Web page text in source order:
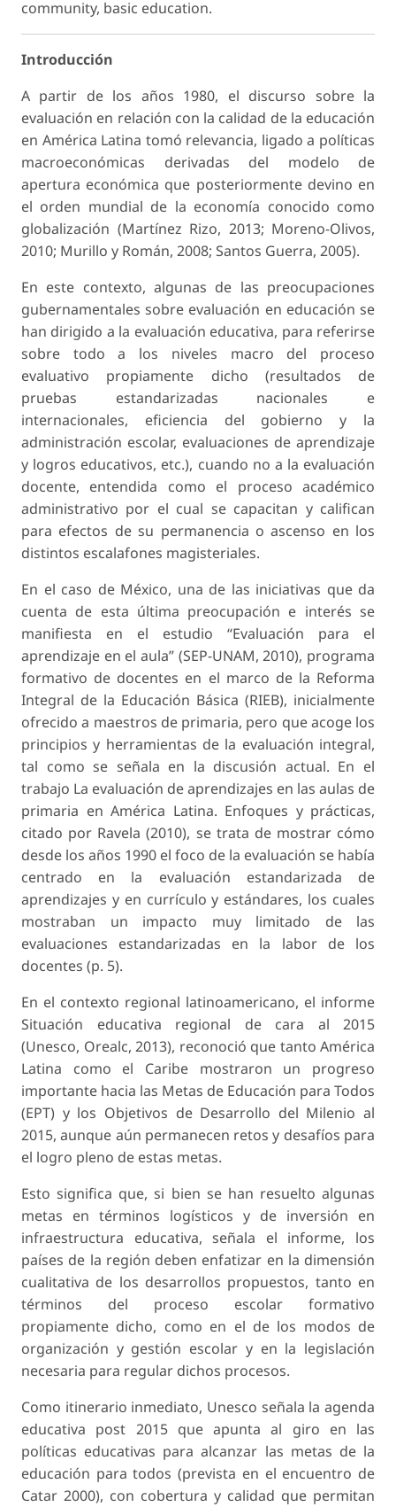
community, basic education.
Introducción
A partir de los años 1980, el discurso sobre la
evaluación en relación con la calidad de la educación
en América Latina tomó relevancia, ligado a políticas
macroeconómicas derivadas del modelo de
apertura económica que posteriormente devino en
el orden mundial de la economía conocido como
globalización (Martínez Rizo, 2013; Moreno-Olivos,
2010; Murillo y Román, 2008; Santos Guerra, 2005).
En este contexto, algunas de las preocupaciones
gubernamentales sobre evaluación en educación se
han dirigido a la evaluación educativa, para referirse
sobre todo a los niveles macro del proceso
evaluativo propiamente dicho (resultados de
pruebas estandarizadas nacionales e
internacionales, eficiencia del gobierno y la
administración escolar, evaluaciones de aprendizaje
y logros educativos, etc.), cuando no a la evaluación
docente, entendida como el proceso académico
administrativo por el cual se capacitan y califican
para efectos de su permanencia o ascenso en los
distintos escalafones magisteriales.
En el caso de México, una de las iniciativas que da
cuenta de esta última preocupación e interés se
manifiesta en el estudio “Evaluación para el
aprendizaje en el aula” (SEP-UNAM, 2010), programa
formativo de docentes en el marco de la Reforma
Integral de la Educación Básica (RIEB), inicialmente
ofrecido a maestros de primaria, pero que acoge los
principios y herramientas de la evaluación integral,
tal como se señala en la discusión actual. En el
trabajo La evaluación de aprendizajes en las aulas de
primaria en América Latina. Enfoques y prácticas,
citado por Ravela (2010), se trata de mostrar cómo
desde los años 1990 el foco de la evaluación se había
centrado en la evaluación estandarizada de
aprendizajes y en currículo y estándares, los cuales
mostraban un impacto muy limitado de las
evaluaciones estandarizadas en la labor de los
docentes (p. 5).
En el contexto regional latinoamericano, el informe
Situación educativa regional de cara al 2015
(Unesco, Orealc, 2013), reconoció que tanto América
Latina como el Caribe mostraron un progreso
importante hacia las Metas de Educación para Todos
(EPT) y los Objetivos de Desarrollo del Milenio al
2015, aunque aún permanecen retos y desafíos para
el logro pleno de estas metas.
Esto significa que, si bien se han resuelto algunas
metas en términos logísticos y de inversión en
infraestructura educativa, señala el informe, los
países de la región deben enfatizar en la dimensión
cualitativa de los desarrollos propuestos, tanto en
términos del proceso escolar formativo
propiamente dicho, como en el de los modos de
organización y gestión escolar y en la legislación
necesaria para regular dichos procesos.
Como itinerario inmediato, Unesco señala la agenda
educativa post 2015 que apunta al giro en las
políticas educativas para alcanzar las metas de la
educación para todos (prevista en el encuentro de
Catar 2000), con cobertura y calidad que permitan